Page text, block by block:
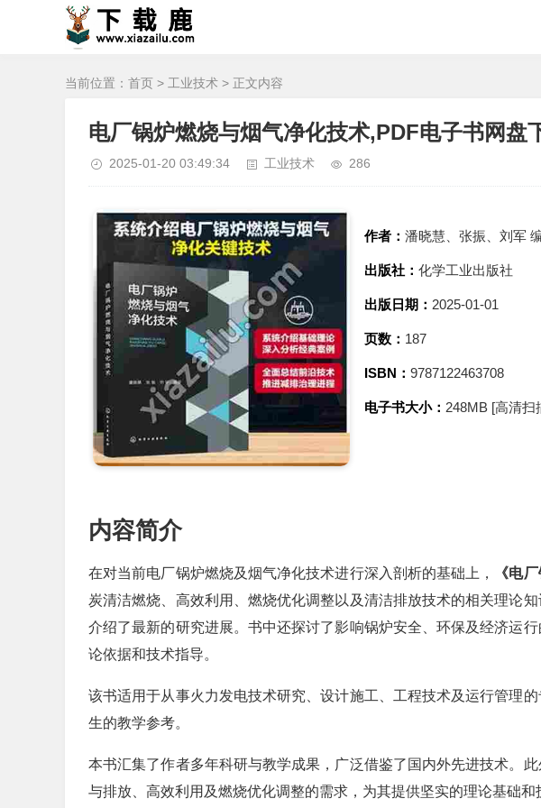
当前位置： 首页 > 工业技术 > 正文内容
电厂锅炉燃烧与烟气净化技术,PDF电子书网盘
2025-01-20 03:49:34 工业技术 286
作者： 潘晓慧、张振、刘军
出版社： 化学工业出版社
出版日期： 2025-01-01
页数： 187
ISBN： 9787122463708
电子书大小： 248MB [高清扫
内容简介
在对当前电厂锅炉燃烧及烟气净化技术进行深入剖析的基础上， 《电
炭清洁燃烧、高效利用、燃烧优化调整以及清洁排放技术的相关理论
介绍了最新的研究进展。书中还探讨了影响锅炉安全、环保及经济运
论依据和技术指导。
该书适用于从事火力发电技术研究、设计施工、工程技术及运行管理
生的教学参考。
本书汇集了作者多年科研与教学成果，广泛借鉴了国内外先进技术。
与排放、高效利用及燃烧优化调整的需求，为其提供坚实的理论基础和